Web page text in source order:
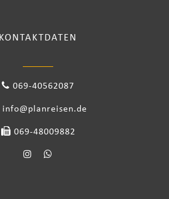
KONTAKTDATEN
069-40562087
info@planreisen.de
069-48009882